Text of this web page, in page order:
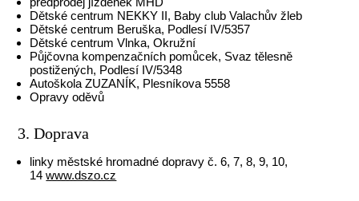
Dětské centrum NEKKY II, Baby club Valachův žleb
Dětské centrum Beruška, Podlesí IV/5357
Dětské centrum Vlnka, Okružní
Půjčovna kompenzačních pomůcek, Svaz tělesně
postižených, Podlesí IV/5348
Autoškola ZUZANÍK, Plesníkova 5558
Opravy oděvů
3. Doprava
linky městské hromadné dopravy č. 6, 7, 8, 9, 10,
14www.dszo.cz